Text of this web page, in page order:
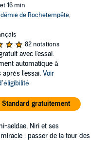
16 min
de Rochetempête,
82 notations
avec l'essai.
automatique à
après l'essai. Voir
Standard gratuitement
aeldae, Niri et ses
: passer de la tour des